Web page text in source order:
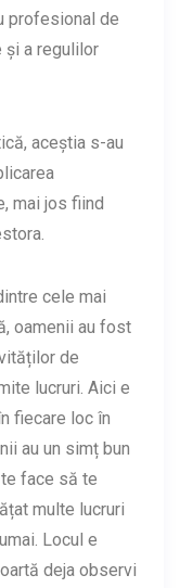
profesional de
și a regulilor
aceștia s-au
mai jos fiind
cele mai
oamenii au fost
de
lucruri. Aici e
fiecare loc în
au un simț bun
face să te
multe lucruri
Locul e
deja observi